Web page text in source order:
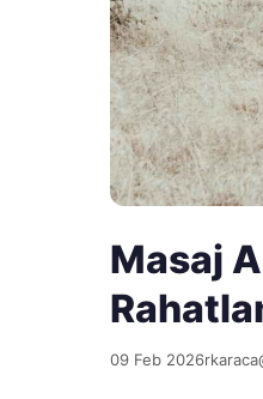
Masaj
09 Feb 2026